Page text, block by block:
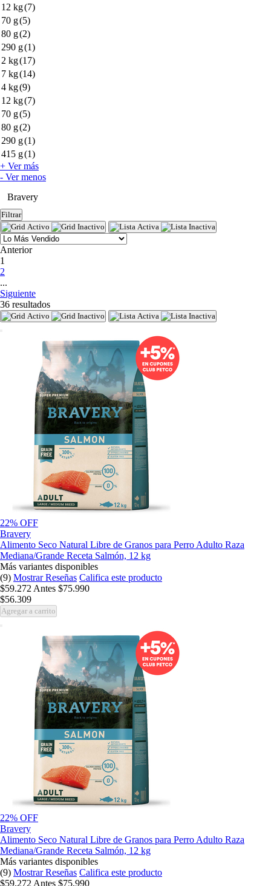
12 kg(7)
70 g(5)
80 g(2)
290 g(1)
2 kg(17)
7 kg(14)
4 kg(9)
12 kg(7)
70 g(5)
80 g(2)
290 g(1)
415 g(1)
+ Ver más
- Ver menos
Bravery
Filtrar
Anterior
1
2
...
Siguiente
36 resultados
22% OFF
Bravery
Alimento Seco Natural Libre de Granos para Perro Adulto Raza
Mediana/Grande Receta Salmón, 12 kg
Más variantes disponibles
(9) Mostrar Reseñas Califica este producto
$59.272 Antes $75.990
$56.309
Agregar a carrito
22% OFF
Bravery
Alimento Seco Natural Libre de Granos para Perro Adulto Raza
Mediana/Grande Receta Salmón, 12 kg
Más variantes disponibles
(9) Mostrar Reseñas Califica este producto
$59.272 Antes $75.990